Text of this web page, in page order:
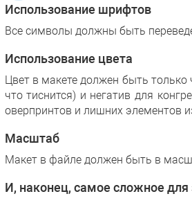
Использование шрифтов
Все символы должны быть
Использование цвета
Цвет в макете должен быть только
что тиснится) и негатив для
оверпринтов и лишних элементов
Масштаб
Макет в файле должен быть в
И, наконец, самое сложное для